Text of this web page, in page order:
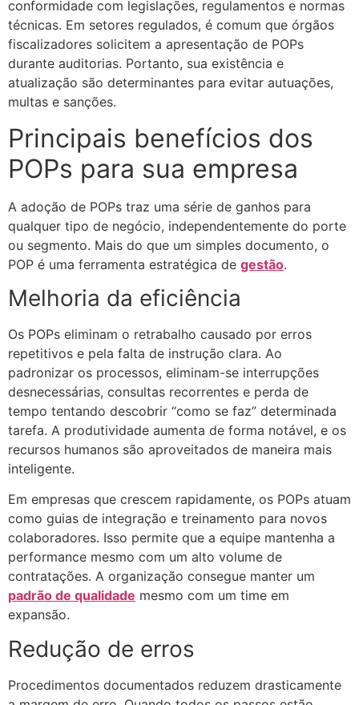
conformidade com legislações, regulamentos e normas
técnicas. Em setores regulados, é comum que órgãos
fiscalizadores solicitem a apresentação de POPs
durante auditorias. Portanto, sua existência e
atualização são determinantes para evitar autuações,
multas e sanções.
Principais benefícios dos
POPs para sua empresa
A adoção de POPs traz uma série de ganhos para
qualquer tipo de negócio, independentemente do porte
ou segmento. Mais do que um simples documento, o
POP é uma ferramenta estratégica de gestão.
Melhoria da eficiência
Os POPs eliminam o retrabalho causado por erros
repetitivos e pela falta de instrução clara. Ao
padronizar os processos, eliminam-se interrupções
desnecessárias, consultas recorrentes e perda de
tempo tentando descobrir “como se faz” determinada
tarefa. A produtividade aumenta de forma notável, e os
recursos humanos são aproveitados de maneira mais
inteligente.
Em empresas que crescem rapidamente, os POPs atuam
como guias de integração e treinamento para novos
colaboradores. Isso permite que a equipe mantenha a
performance mesmo com um alto volume de
contratações. A organização consegue manter um
padrão de qualidade mesmo com um time em
expansão.
Redução de erros
Procedimentos documentados reduzem drasticamente